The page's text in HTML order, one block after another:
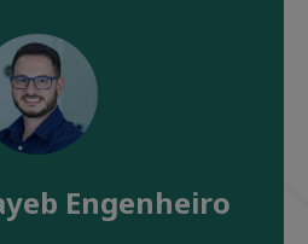
Engenheiro